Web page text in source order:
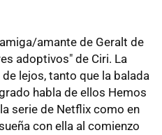
amante de Geralt de
adoptivos" de Ciri. La
lejos, tanto que la balada
habla de ellos Hemos
serie de Netflix como en
con ella al comienzo